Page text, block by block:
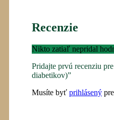
Recenzie
Nikto zatiaľ nepridal
Pridajte prvú recenziu
diabetikov)”
Musíte byť prihlásený